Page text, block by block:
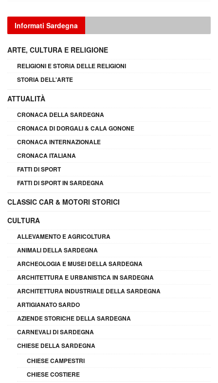
Informati Sardegna
ARTE, CULTURA E RELIGIONE
RELIGIONI E STORIA DELLE RELIGIONI
STORIA DELL'ARTE
ATTUALITÀ
CRONACA DELLA SARDEGNA
CRONACA DI DORGALI & CALA GONONE
CRONACA INTERNAZIONALE
CRONACA ITALIANA
FATTI DI SPORT
FATTI DI SPORT IN SARDEGNA
CLASSIC CAR & MOTORI STORICI
CULTURA
ALLEVAMENTO E AGRICOLTURA
ANIMALI DELLA SARDEGNA
ARCHEOLOGIA E MUSEI DELLA SARDEGNA
ARCHITETTURA E URBANISTICA IN SARDEGNA
ARCHITETTURA INDUSTRIALE DELLA SARDEGNA
ARTIGIANATO SARDO
AZIENDE STORICHE DELLA SARDEGNA
CARNEVALI DI SARDEGNA
CHIESE DELLA SARDEGNA
CHIESE CAMPESTRI
CHIESE COSTIERE